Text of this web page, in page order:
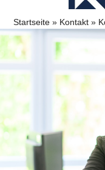
Startseite » Kontakt »